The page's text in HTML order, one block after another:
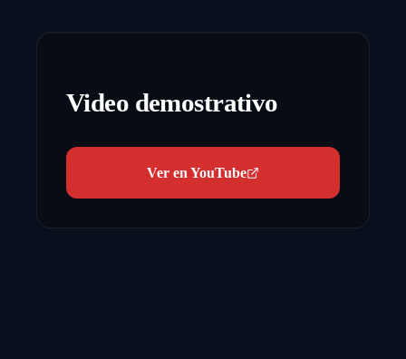
Video demostrativo
Ver en YouTube